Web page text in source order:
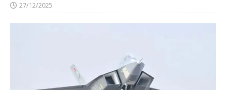
27/12/2025